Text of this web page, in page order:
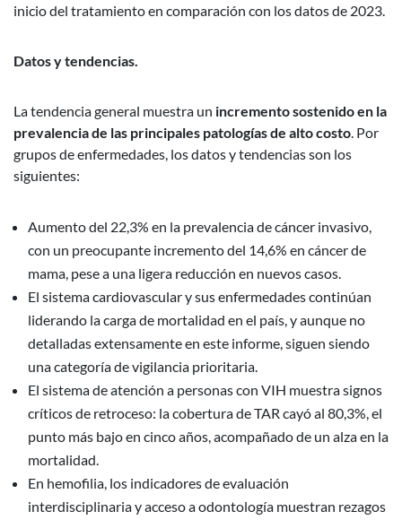
inicio del tratamiento en comparación con los datos de 2023.
Datos y tendencias.
La tendencia general muestra un incremento sostenido en la
prevalencia de las principales patologías de alto costo. Por
grupos de enfermedades, los datos y tendencias son los
siguientes:
Aumento del 22,3% en la prevalencia de cáncer invasivo,
con un preocupante incremento del 14,6% en cáncer de
mama, pese a una ligera reducción en nuevos casos.
El sistema cardiovascular y sus enfermedades continúan
liderando la carga de mortalidad en el país, y aunque no
detalladas extensamente en este informe, siguen siendo
una categoría de vigilancia prioritaria.
El sistema de atención a personas con VIH muestra signos
críticos de retroceso: la cobertura de TAR cayó al 80,3%, el
punto más bajo en cinco años, acompañado de un alza en la
mortalidad.
En hemofilia, los indicadores de evaluación
interdisciplinaria y acceso a odontología muestran rezagos